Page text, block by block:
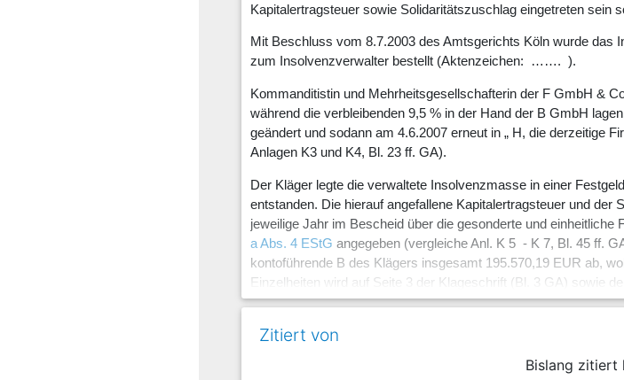
Kapitalertragsteuer sowie Solidaritätszuschlag eingetreten sein
Mit Beschluss vom 8.7.2003 des Amtsgerichts Köln wurde das
zum Insolvenzverwalter bestellt (Aktenzeichen: ……. ).
Kommanditistin und Mehrheitsgesellschafterin der F GmbH &
während die verbleibenden 9,5 % in der Hand der B GmbH
geändert und sodann am 4.6.2007 erneut in „ H, die derzeitige
Anlagen K3 und K4, Bl. 23 ff. GA).
Der Kläger legte die verwaltete Insolvenzmasse in einer
entstanden. Die hierauf angefallene Kapitalertragsteuer und
jeweilige Jahr im Bescheid über die gesonderte und
a Abs. 4 EStG angegeben (vergleiche Anl. K 5 - K 7, Bl. 45 ff.
kontoführende B des Klägers insgesamt 195.570,19 EUR ab,
Einzelheiten wird auf Seite 3 der Klageschrift (Bl. 3 GA) sowie
Kapitalertragsteuer sowie des Solidaritätszuschlags
Verjährung hinsichtlich der Ansprüche auf Erstattung der
Zitiert von
Bislang zitiert